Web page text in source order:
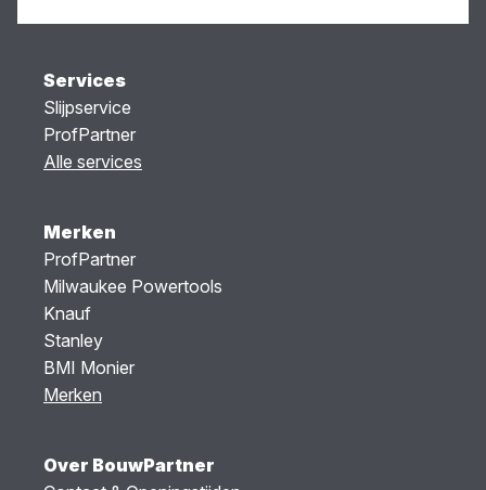
Services
Slijpservice
ProfPartner
Alle services
Merken
ProfPartner
Milwaukee Powertools
Knauf
Stanley
BMI Monier
Merken
Over BouwPartner